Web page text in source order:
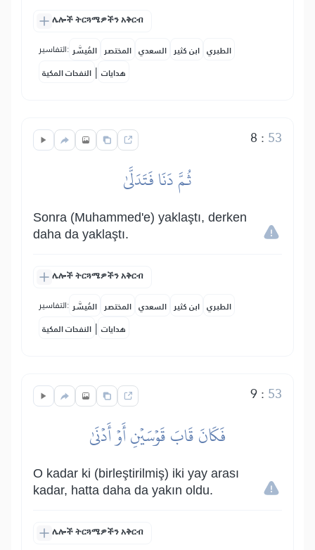
ሌሎች ትርጓሜዎችን አቅርብ
التفاسير: المُيسَّر المختصر السعدي ابن كثير الطبري
النفحات المكية | هدايات
8 : 53
ثُمَّ دَنَا فَتَدَلَّىٰ
Sonra (Muhammed'e) yaklaştı, derken
daha da yaklaştı.
ሌሎች ትርጓሜዎችን አቅርብ
التفاسير: المُيسَّر المختصر السعدي ابن كثير الطبري
النفحات المكية | هدايات
9: 53
فَكَانَ قَابَ قَوۡسَيۡنِ أَوۡ أَدۡنَىٰ
O kadar ki (birleştirilmiş) iki yay arası
kadar, hatta daha da yakın oldu.
ሌሎች ትርጓሜዎችን አቅርብ